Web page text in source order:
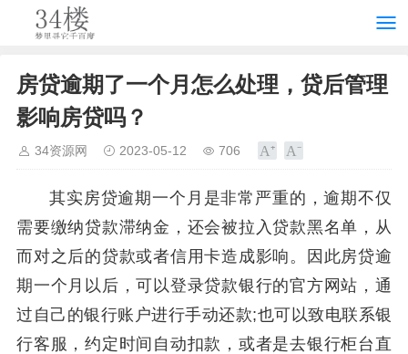
房贷逾期了一个月怎么处理，贷后管理
影响房贷吗？
34资源网 2023-05-12 706
其实房贷逾期一个月是非常严重的，逾期不仅
需要缴纳贷款滞纳金，还会被拉入贷款黑名单，从
而对之后的贷款或者信用卡造成影响。因此房贷逾
期一个月以后，可以登录贷款银行的官方网站，通
过自己的银行账户进行手动还款;也可以致电联系银
行客服，约定时间自动扣款，或者是去银行柜台直